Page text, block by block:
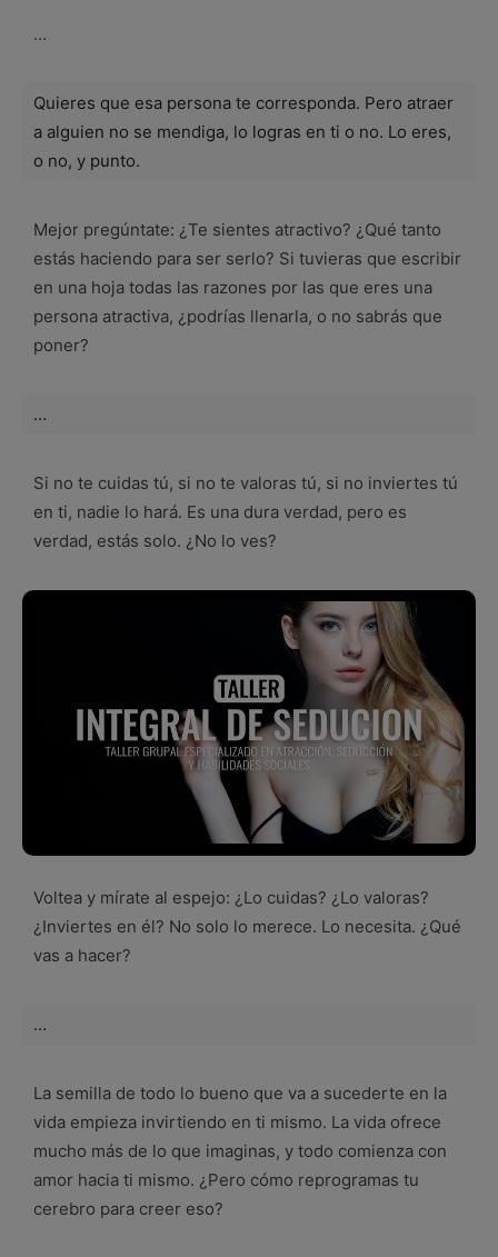
…
Quieres que esa persona te corresponda. Pero atraer
a alguien no se mendiga, lo logras en ti o no. Lo eres,
o no, y punto.
Mejor pregúntate: ¿Te sientes atractivo? ¿Qué tanto
estás haciendo para ser serlo? Si tuvieras que escribir
en una hoja todas las razones por las que eres una
persona atractiva, ¿podrías llenarla, o no sabrás que
poner?
…
Si no te cuidas tú, si no te valoras tú, si no inviertes tú
en ti, nadie lo hará. Es una dura verdad, pero es
verdad, estás solo. ¿No lo ves?
Voltea y mírate al espejo: ¿Lo cuidas? ¿Lo valoras?
¿Inviertes en él? No solo lo merece. Lo necesita. ¿Qué
vas a hacer?
…
La semilla de todo lo bueno que va a sucederte en la
vida empieza invirtiendo en ti mismo. La vida ofrece
mucho más de lo que imaginas, y todo comienza con
amor hacia ti mismo. ¿Pero cómo reprogramas tu
cerebro para creer eso?